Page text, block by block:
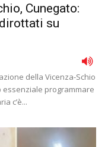
Cunegato:
su
della Vicenza-Schio
programmare
c’è...